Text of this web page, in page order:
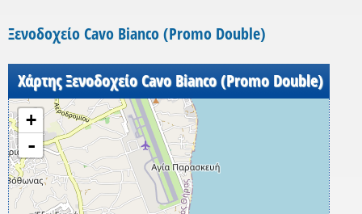
Ξενοδοχείο Cavo Bianco (Promo Double)
Χάρτης Ξενοδοχείο Cavo Bianco (Promo Double)
+
-